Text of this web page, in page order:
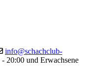
info@schachclub-
20:00 und Erwachsene